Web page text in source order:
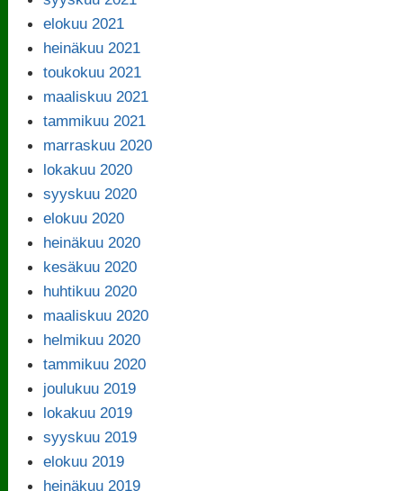
elokuu 2021
heinäkuu 2021
toukokuu 2021
maaliskuu 2021
tammikuu 2021
marraskuu 2020
lokakuu 2020
syyskuu 2020
elokuu 2020
heinäkuu 2020
kesäkuu 2020
huhtikuu 2020
maaliskuu 2020
helmikuu 2020
tammikuu 2020
joulukuu 2019
lokakuu 2019
syyskuu 2019
elokuu 2019
heinäkuu 2019